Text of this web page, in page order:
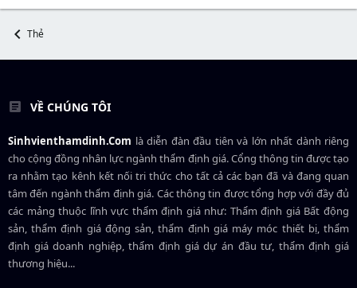
Thẻ
VỀ CHÚNG TÔI
Sinhvienthamdinh.Com là diễn đàn đầu tiên và lớn nhất dành riêng
cho cộng đồng nhân lực ngànhthẩm định giá. Cổng thông tin được tạo
ra nhằm tạo kênh kết nối tri thức cho tất cả các bạn đã và đang quan
tâm đến ngành thẩm định giá. Các thông tin được tổng hợp với đầy đủ
các mảng thuộc lĩnh vực thẩm định giá như: Thẩm định giá Bất động
sản, thẩm định giá động sản, thẩm định giá máy móc thiết bị, thẩm
định giá doanh nghiệp, thẩm định giá dự án đầu tư, thẩm định giá
thương hiệu...